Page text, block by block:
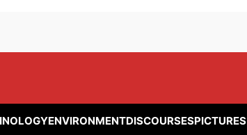
ENVIRONMENTDISCOURSESPICTURES